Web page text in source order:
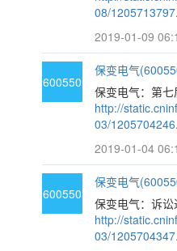
08/
2019-01-09
600550
保变电气
保变电气：第
http://
03/
2019-01-04
600550
保变电气
保变电气：诉
http://
03/